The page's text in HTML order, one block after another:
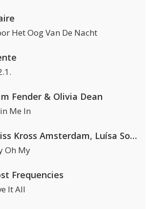
Het Oog Van De Nacht
Fender & Olivia Dean
Me In
Kriss Kross Amsterdam, Luísa Sonza & Willy William
Oh My
Frequencies
It All